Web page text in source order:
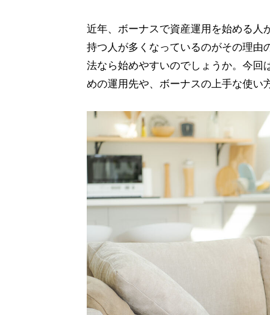
■ボーナスで資産運用を行う際の注
1．ボーナスは減額やカットもあり
2．使う予定のないお金で投資をす
■今から夏ボーナスの計画を立てて
近年、ボーナスで資産運用を始める人
持つ人が多くなっているのがその理由
法なら始めやすいのでしょうか。今回
めの運用先や、ボーナスの上手な使い